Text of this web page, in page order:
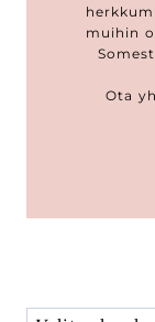
muihin
Ota